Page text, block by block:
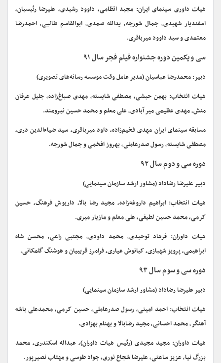
هیات داوری سینمای ایران: مجید اتظامی، داوود رشیدی، علیرضا رئیسیان،
اسفندیار شهیدی، جمال شورجه، یدالله صمدی، ابوالقاسم طالبی، احمدرضا
معتمدی و سید داوود میرباقری.
سی و یکمین دوره جشنواره فیلم فجر سال ۹۱
دبیر: محمدرضا عباسیان (مدیر عامل وقت موسسه رسانه‌های تصویری)
هیات انتخاب: بهمن حبشی، مصطفی شایسته، مهدی صباغ‌زاده، جلیل عرفان
منش، مهدی عظیمی میر آبادی، علی معلم و محمد حسین نیرومند.
مسابقه سینمای ایران مهدی فخیم‌زاده، داود میرباقری، سید ضیاءالدین دری،
مصطفی شایسته، رسول صدرعاملی، بهروز افخمی و جمال شورجه.
دوره سی و دوم سال ۹۲
دبیر علیرضا رضاداد (مشاور ارشد سازمان سینمایی)
هیات انتخاب: ابراهیم داروغه‌زاده، مجید رضا بالا، داریوش فرهنگ، حسین
کرمی، محمد حسین لطیفی، علی معلم و مازیار میری.
هیات داوران: فرهاد توحیدی، محمد داودی، مجتبی راعی، محسن شاه
ابراهیمی، پرویز شهبازی، کیانوش عیاری، فرامرز قریبیان و هوشنگ گلمکانی.
دوره سی و سوم سال ۹۳
دبیر علیرضا رضاداد (مشاور ارشد سازمان سینمایی)
هیات انتخاب: احمد امینی، رسول صدرعاملی، حسین کرمی، محمدعلی باشه
آهنگر، محمد احسانی، مجید رضابالا و بهنام بهزادی.
هیات داوران: مجید مجیدی (رئیس هیات داوران)، عبداله اسکندری، محمد
بزرگ نیا، عزیز ساعتی، علیرضا شجاع نوری، جواد طوسی و مهتاب نصیرپور.